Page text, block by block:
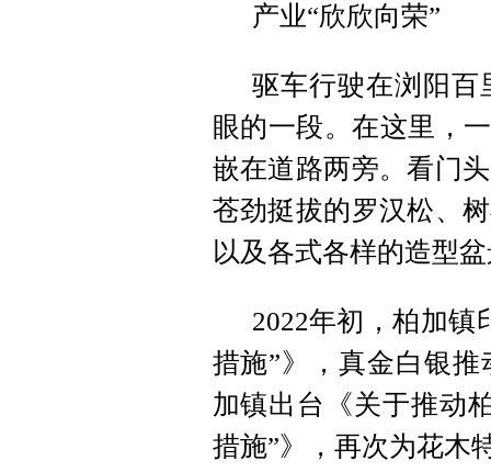
产业“欣欣向荣”
驱车行驶在浏阳百
眼的一段。在这里，
嵌在道路两旁。看门
苍劲挺拔的罗汉松、
以及各式各样的造型
2022年初，柏加镇
措施”》，真金白银
加镇出台《关于推动
措施”》，再次为花木